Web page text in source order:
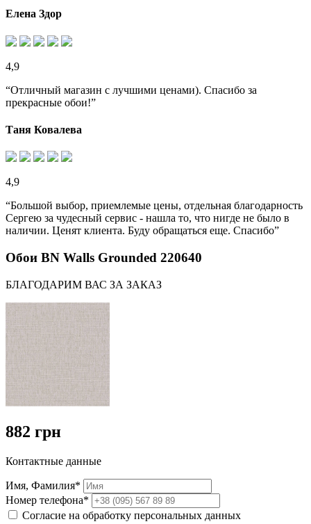
Елена Здор
4,9
“Отличный магазин с лучшими ценами). Спасибо за
прекрасные обои!”
Таня Ковалева
4,9
“Большой выбор, приемлемые цены, отдельная благодарность
Сергею за чудесный сервис - нашла то, что нигде не было в
наличии. Ценят клиента. Буду обращаться еще. Спасибо”
Обои BN Walls Grounded 220640
БЛАГОДАРИМ ВАС ЗА ЗАКАЗ
882 грн
Контактные данные
Имя, Фамилия*
Номер телефона*
Согласие на обработку персональных данных